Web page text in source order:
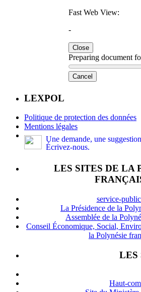
Fast Web View:
-
Close
Preparing document
Cancel
LEXPOL
Politique de protection des données
Mentions légales
Une demande, une
Écrivez-nous.
LES SITES DE LA
service-
La Présidence de la
Assemblée de la
Conseil Économique, Social,
la Polynésie
LES
Haut-